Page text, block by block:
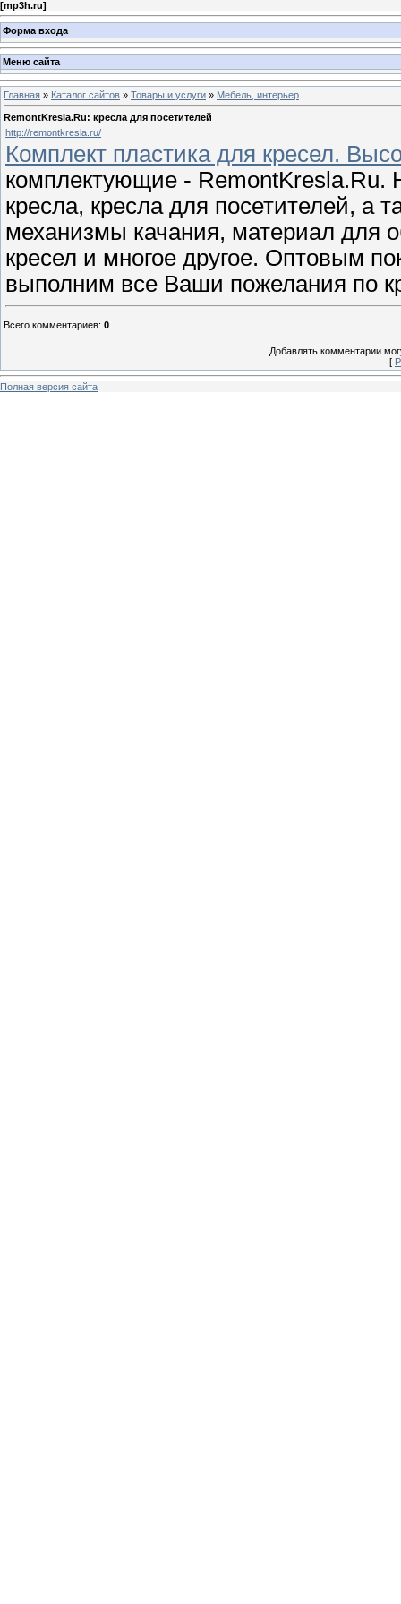
[mp3h.ru]
Форма входа
Меню сайта
Главная » Каталог сайтов » Товары и услуги » Мебель, интерьер
RemontKresla.Ru: кресла для посетителей
http://remontkresla.ru/
Комплект пластика для кресел.
комплектующие - RemontKresla.Ru.
кресла, кресла для посетителей, а
механизмы качания, материал для
кресел и многое другое. Оптовым
выполним все Ваши пожелания по
Всего комментариев: 0
Добавлять комментарии
[
Полная версия сайта